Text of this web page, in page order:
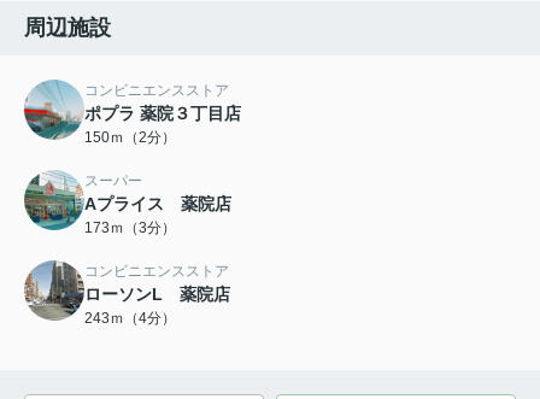
周辺施設
コンビニエンスストア
ポプラ 薬院３丁目店
150ｍ（2分）
スーパー
Aプライス 薬院店
173ｍ（3分）
コンビニエンスストア
ローソンL 薬院店
243ｍ（4分）